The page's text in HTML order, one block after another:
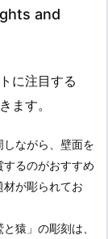
and
に注目する
ます。
しながら、壁面を
るのがおすすめ
が彫られてお
猿」の彫刻は、